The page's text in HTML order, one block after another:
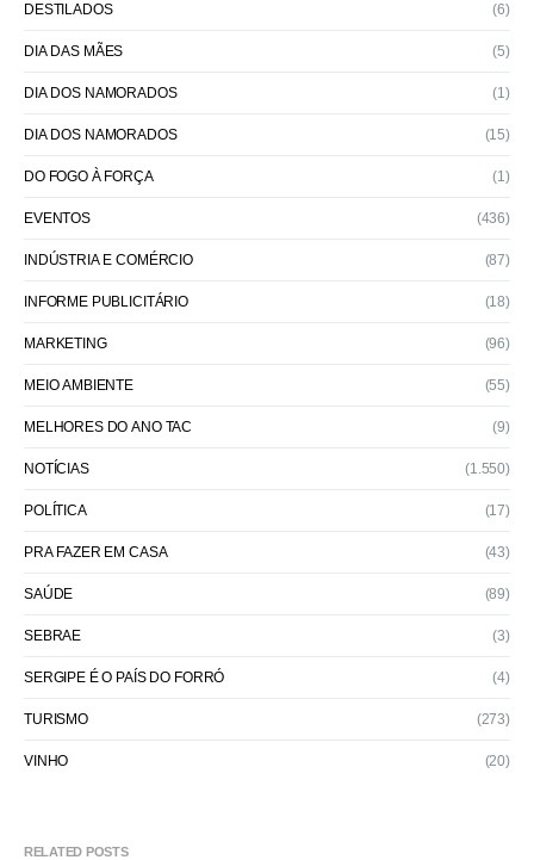
DESTILADOS (6)
DIA DAS MÃES (5)
DIA DOS NAMORADOS (1)
DIA DOS NAMORADOS (15)
DO FOGO À FORÇA (1)
EVENTOS (436)
INDÚSTRIA E COMÉRCIO (87)
INFORME PUBLICITÁRIO (18)
MARKETING (96)
MEIO AMBIENTE (55)
MELHORES DO ANO TAC (9)
NOTÍCIAS (1.550)
POLÍTICA (17)
PRA FAZER EM CASA (43)
SAÚDE (89)
SEBRAE (3)
SERGIPE É O PAÍS DO FORRÓ (4)
TURISMO (273)
VINHO (20)
RELATED POSTS